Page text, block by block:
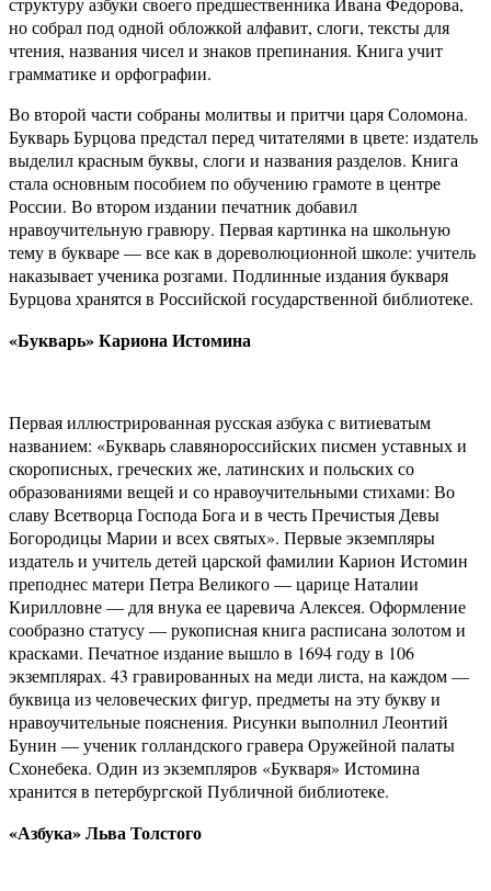
но собрал под одной обложкой алфавит, слоги, тексты для
чтения, названия чисел и знаков препинания. Книга учит
грамматике и орфографии.
Во второй части собраны молитвы и притчи царя Соломона.
Букварь Бурцова предстал перед читателями в цвете: издатель
выделил красным буквы, слоги и названия разделов. Книга
стала основным пособием по обучению грамоте в центре
России. Во втором издании печатник добавил
нравоучительную гравюру. Первая картинка на школьную
тему в букваре — все как в дореволюционной школе: учитель
наказывает ученика розгами. Подлинные издания букваря
Бурцова хранятся в Российской государственной библиотеке.
«Букварь» Кариона Истомина
Первая иллюстрированная русская азбука с витиеватым
названием: «Букварь славянороссийских писмен уставных и
скорописных, греческих же, латинских и польских со
образованиями вещей и со нравоучительными стихами: Во
славу Всетворца Господа Бога и в честь Пречистыя Девы
Богородицы Марии и всех святых». Первые экземпляры
издатель и учитель детей царской фамилии Карион Истомин
преподнес матери Петра Великого — царице Наталии
Кирилловне — для внука ее царевича Алексея. Оформление
сообразно статусу — рукописная книга расписана золотом и
красками. Печатное издание вышло в 1694 году в 106
экземплярах. 43 гравированных на меди листа, на каждом —
буквица из человеческих фигур, предметы на эту букву и
нравоучительные пояснения. Рисунки выполнил Леонтий
Бунин — ученик голландского гравера Оружейной палаты
Схонебека. Один из экземпляров «Букваря» Истомина
хранится в петербургской Публичной библиотеке.
«Азбука» Льва Толстого